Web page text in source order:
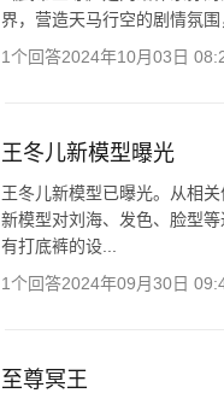
界，营造天马行空的剧情氛围
1个回答2024年10月03日
王冬儿新模型曝光
王冬儿新模型已曝光。从相
新模型对刘海、发色、脸型
有打底裤的设...
1个回答2024年09月30日
至尊冥王